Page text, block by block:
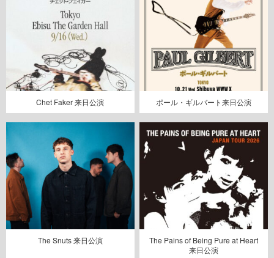
Chet Faker 来日公演 ポール・ギルバート来日公演
The Snuts 来日公演
The Pains of Being Pure at Heart
来日公演